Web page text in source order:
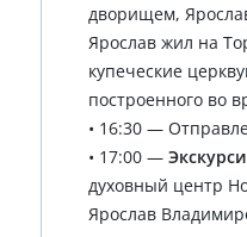
дворищем,
Ярослав жил на
купеческие
построенного во
• 16:30 —
• 17:00 —
духовный центр
Ярослав